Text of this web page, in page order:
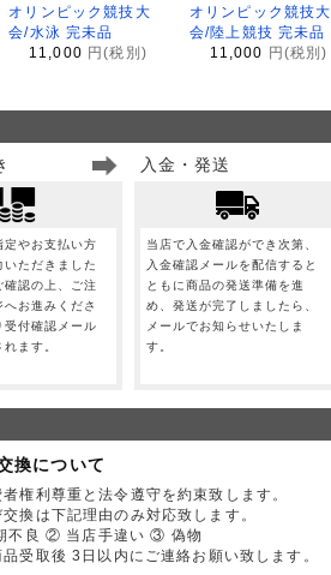
オリンピック競技大
会/水泳 完未品
11,000 円(税別)
オリンピック競技大
会/陸上競技 完未品
11,000 円(税別)
定やお支払い方
いただきました
確認の上、ご注
お進みくださ
受付確認メール
ます。
入金・発送
当店で入金確認ができ次第、
入金確認メールを配信すると
ともに商品の発送準備を進
め、発送が完了しましたら、
メールでお知らせいたしま
す。
換について
権利尊重と法令遵守を約束致します。
交換は下記理由のみ対応致します。
不良 ② 当店手違い ③ 偽物
品受取後 3日以内にご連絡お願い致します。